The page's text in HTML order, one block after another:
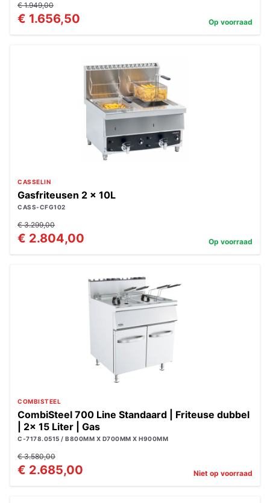
€ 1.949,00
€ 1.656,50 Op voorraad
CASSELIN
Gasfriteusen 2 x 10L
CASS-CFG102
€ 3.299,00
€ 2.804,00 Op voorraad
COMBISTEEL
CombiSteel 700 Line Standaard | Friteuse dubbel
| 2x 15 Liter | Gas
C-7178.0515 / B800MM X D700MM X H900MM
€ 3.580,00
€ 2.685,00 Niet op voorraad